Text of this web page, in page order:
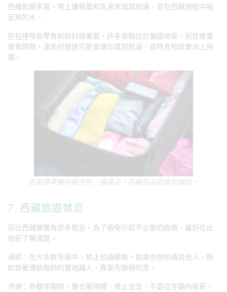
西藏乾燥多風。帶上護唇膏和乳液來滋潤皮膚，並在西藏旅程中喝
足夠的水。
在包裡帶些零食和飲料很重要。許多景點位於偏遠地區，前往需要
很長時間。漫長的旅途可能會讓你感到飢渴，這時食物就會派上用
場。
旅客應準備保暖衣物、護膚品、防曬用品和食物補給。
7. 西藏旅遊禁忌
前往西藏確實有許多禁忌。為了避免引起不必要的麻煩，最好在出
發前了解清楚。
攝影：在大多數寺廟中，禁止拍攝佛像。如果你想拍攝其他人，例
如穿著傳統服飾的當地藏人，應事先徵得同意。
寺廟：參觀寺廟時，應衣著得體、舉止合宜。不要在寺廟內吸菸、